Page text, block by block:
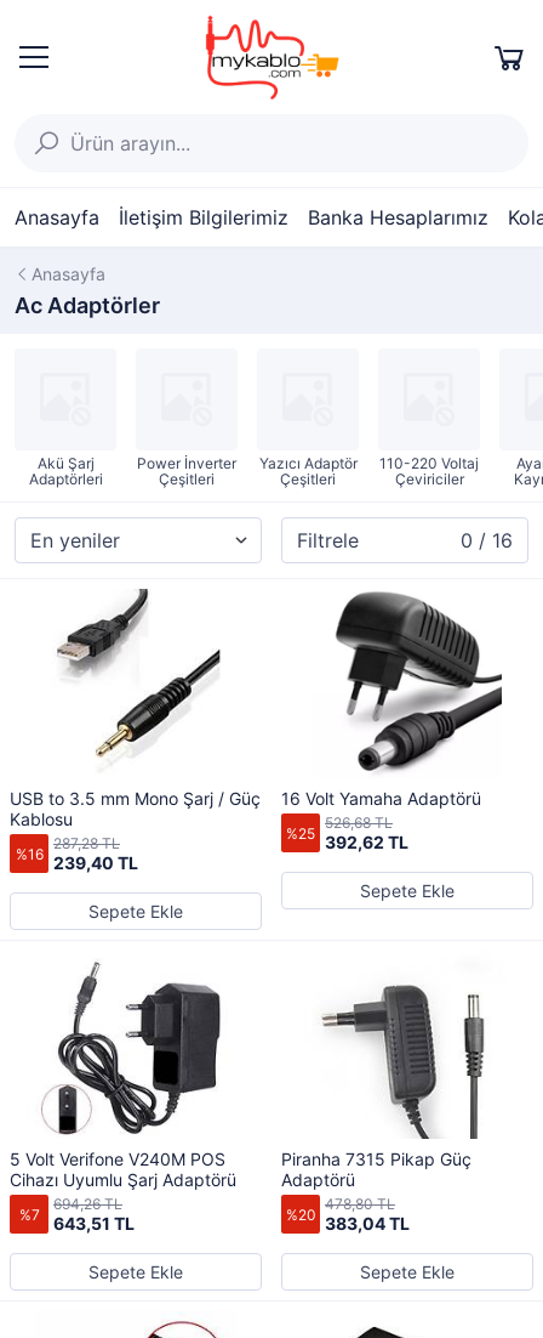
Anasayfa İletişim Bilgilerimiz Banka Hesaplarımız
Anasayfa
Ac Adaptörler
Akü Şarj
Adaptörleri
Power İnverter
Çeşitleri
Yazıcı Adaptör
Çeşitleri
110-220 Voltaj
Çeviriciler
Filtrele 0 / 16
USB to 3.5 mm Mono Şarj / Güç
Kablosu
%16 239,40 TL
287,28 TL
Sepete Ekle
16 Volt Yamaha Adaptörü
%25 392,62 TL
526,68 TL
Sepete Ekle
5 Volt Verifone V240M POS
Cihazı Uyumlu Şarj Adaptörü
%7 643,51 TL
694,26 TL
Sepete Ekle
Piranha 7315 Pikap Güç
Adaptörü
%20 383,04 TL
478,80 TL
Sepete Ekle